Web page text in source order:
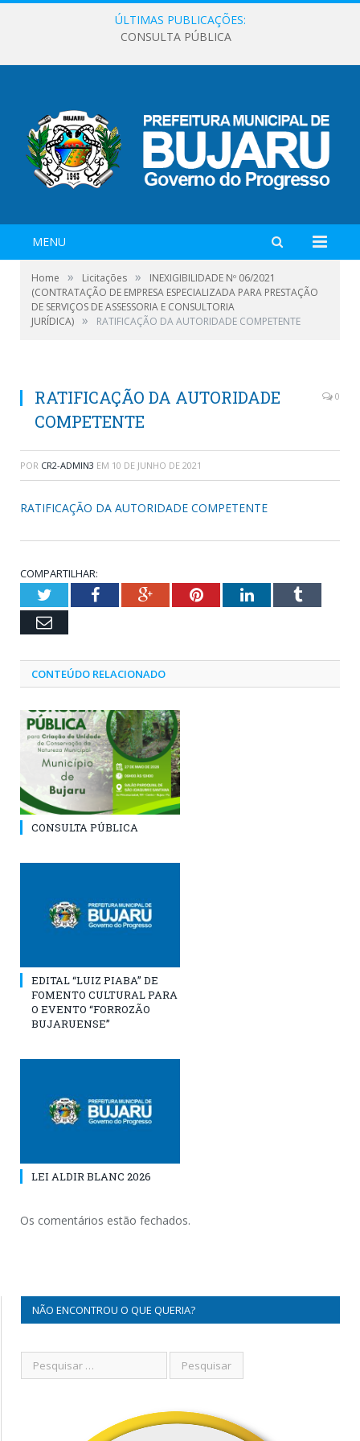
ÚLTIMAS PUBLICAÇÕES:
CONSULTA PÚBLICA
MENU
Home » Licitações »
INEXIGIBILIDADE Nº 06/2021
(CONTRATAÇÃO DE EMPRESA ESPECIALIZADA PARA PRESTAÇÃO
DE SERVIÇOS DE ASSESSORIA E CONSULTORIA
JURÍDICA) » RATIFICAÇÃO DA AUTORIDADE COMPETENTE
RATIFICAÇÃO DA AUTORIDADE
COMPETENTE
0
POR CR2-ADMIN3 EM 10 DE JUNHO DE 2021
RATIFICAÇÃO DA AUTORIDADE COMPETENTE
COMPARTILHAR:
TwitterFacebookGoogle+PinterestLinkedInTumblr
Email
CONTEÚDO RELACIONADO
CONSULTA PÚBLICA
EDITAL “LUIZ PIABA” DE
FOMENTO CULTURAL PARA
O EVENTO “FORROZÃO
BUJARUENSE”
LEI ALDIR BLANC 2026
Os comentários estão fechados.
NÃO ENCONTROU O QUE QUERIA?